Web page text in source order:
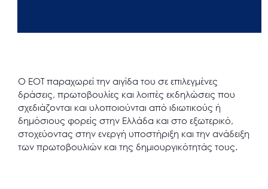
Ο ΕΟΤ παραχωρεί την αιγίδα του σε επιλεγμένες
δράσεις, πρωτοβουλίες και λοιπές εκδηλώσεις που
σχεδιάζονται και υλοποιούνται από ιδιωτικούς ή
δημόσιους φορείς στην Ελλάδα και στο εξωτερικό,
στοχεύοντας στην ενεργή υποστήριξη και την ανάδειξη
των πρωτοβουλιών και της δημιουργικότητάς τους.